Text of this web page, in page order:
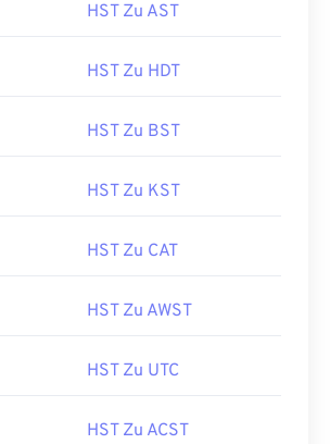
HST Zu AST
HST Zu HDT
HST Zu BST
HST Zu KST
HST Zu CAT
HST Zu AWST
HST Zu UTC
HST Zu ACST